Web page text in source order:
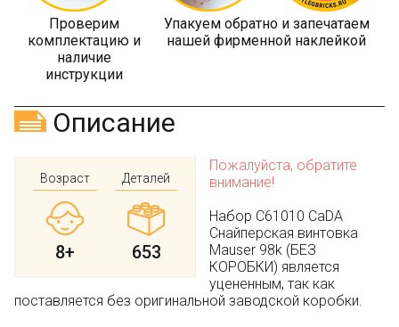
Проверим
комплектацию и
наличие
инструкции
Упакуем обратно и запечатаем
нашей фирменной наклейкой
Описание
Возраст
8+
Деталей
653
Пожалуйста, обратите
внимание!
Набор C61010 CaDA
Снайперская винтовка
Mauser 98k (БЕЗ
КОРОБКИ) является
уцененным, так как
поставляется без оригинальной заводской коробки.